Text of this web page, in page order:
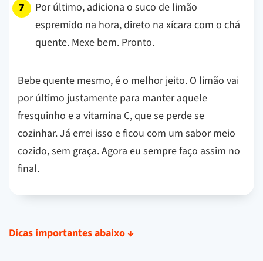
Por último, adiciona o suco de limão
espremido na hora, direto na xícara com o chá
quente. Mexe bem. Pronto.
Bebe quente mesmo, é o melhor jeito. O limão vai
por último justamente para manter aquele
fresquinho e a vitamina C, que se perde se
cozinhar. Já errei isso e ficou com um sabor meio
cozido, sem graça. Agora eu sempre faço assim no
final.
Dicas importantes abaixo ↓